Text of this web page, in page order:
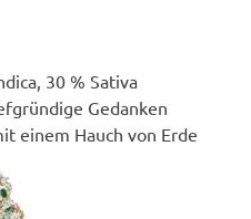
30 % Sativa
Gedanken
einem Hauch von Erde